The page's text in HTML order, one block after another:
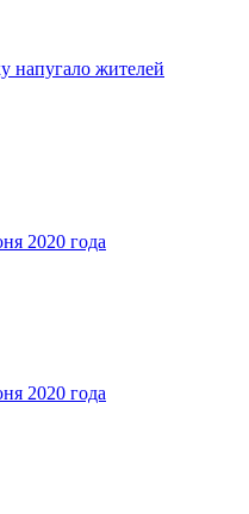
напугало жителей
2020 года
2020 года